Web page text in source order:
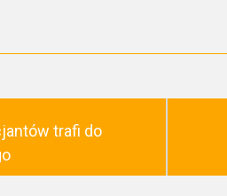
trafi do